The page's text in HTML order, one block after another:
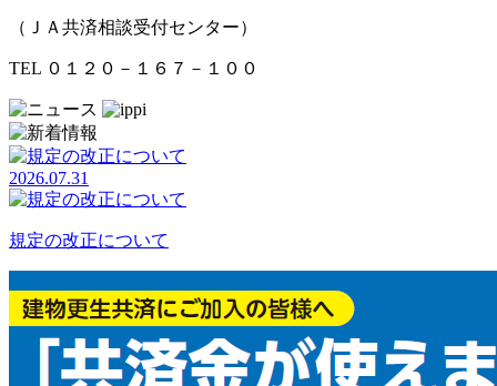
（ＪＡ共済相談受付センター）
TEL ０１２０－１６７－１００
2026.07.31
規定の改正について